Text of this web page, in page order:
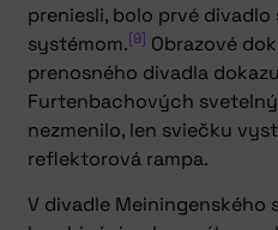
preniesli, bolo prvé
systémom.[9] Obrazové
prenosného divadla
Furtenbachových
nezmenilo, len sviečku
reflektorová rampa.
V divadle Meiningenského